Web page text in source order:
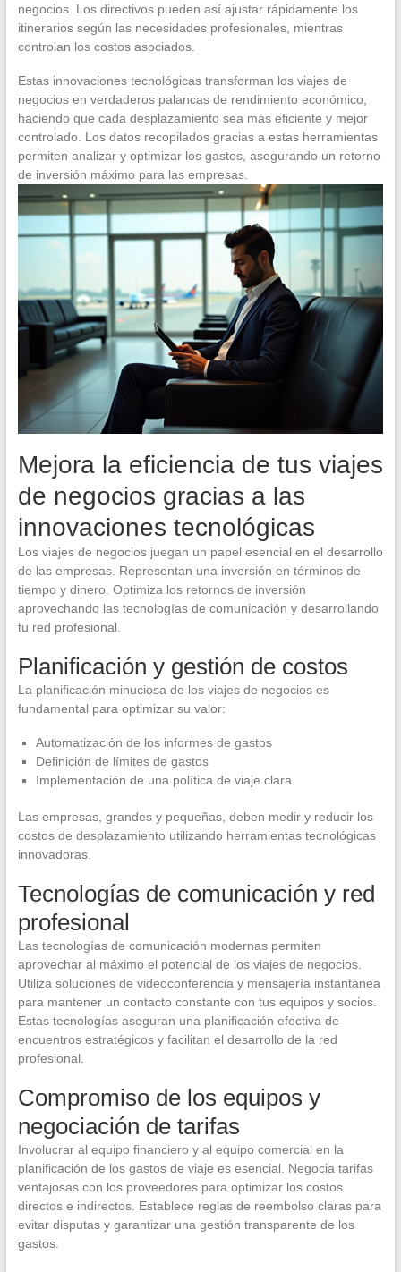
negocios. Los directivos pueden así ajustar rápidamente los
itinerarios según las necesidades profesionales, mientras
controlan los costos asociados.
Estas innovaciones tecnológicas transforman los viajes de
negocios en verdaderos palancas de rendimiento económico,
haciendo que cada desplazamiento sea más eficiente y mejor
controlado. Los datos recopilados gracias a estas herramientas
permiten analizar y optimizar los gastos, asegurando un retorno
de inversión máximo para las empresas.
Mejora la eficiencia de tus viajes
de negocios gracias a las
innovaciones tecnológicas
Los viajes de negocios juegan un papel esencial en el desarrollo
de las empresas. Representan una inversión en términos de
tiempo y dinero. Optimiza los retornos de inversión
aprovechando las tecnologías de comunicación y desarrollando
tu red profesional.
Planificación y gestión de costos
La planificación minuciosa de los viajes de negocios es
fundamental para optimizar su valor:
Automatización de los informes de gastos
Definición de límites de gastos
Implementación de una política de viaje clara
Las empresas, grandes y pequeñas, deben medir y reducir los
costos de desplazamiento utilizando herramientas tecnológicas
innovadoras.
Tecnologías de comunicación y red
profesional
Las tecnologías de comunicación modernas permiten
aprovechar al máximo el potencial de los viajes de negocios.
Utiliza soluciones de videoconferencia y mensajería instantánea
para mantener un contacto constante con tus equipos y socios.
Estas tecnologías aseguran una planificación efectiva de
encuentros estratégicos y facilitan el desarrollo de la red
profesional.
Compromiso de los equipos y
negociación de tarifas
Involucrar al equipo financiero y al equipo comercial en la
planificación de los gastos de viaje es esencial. Negocia tarifas
ventajosas con los proveedores para optimizar los costos
directos e indirectos. Establece reglas de reembolso claras para
evitar disputas y garantizar una gestión transparente de los
gastos.